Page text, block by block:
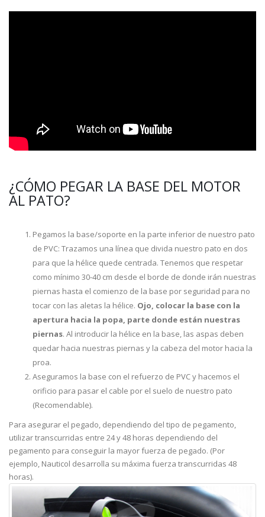
¿CÓMO PEGAR LA BASE DEL MOTOR
AL PATO?
Pegamos la base/soporte en la parte inferior de nuestro pato
de PVC: Trazamos una línea que divida nuestro pato en dos
para que la hélice quede centrada. Tenemos que respetar
como mínimo 30-40 cm desde el borde de donde irán nuestras
piernas hasta el comienzo de la base por seguridad para no
tocar con las aletas la hélice. Ojo, colocar la base con la
apertura hacia la popa, parte donde están nuestras
piernas. Al introducir la hélice en la base, las aspas deben
quedar hacia nuestras piernas y la cabeza del motor hacia la
proa.
Aseguramos la base con el refuerzo de PVC y hacemos el
orificio para pasar el cable por el suelo de nuestro pato
(Recomendable).
Para asegurar el pegado, dependiendo del tipo de pegamento,
utilizar transcurridas entre 24 y 48 horas dependiendo del
pegamento para conseguir la mayor fuerza de pegado. (Por
ejemplo, Nauticol desarrolla su máxima fuerza transcurridas 48
horas).